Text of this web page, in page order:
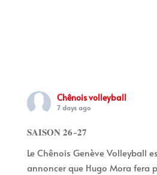
Chênois volleyball
7 days ago
𝐒𝐀𝐈𝐒𝐎𝐍 𝟐𝟔-𝟐𝟕
Le Chênois Genève Volleyball
annoncer que Hugo Mora fera